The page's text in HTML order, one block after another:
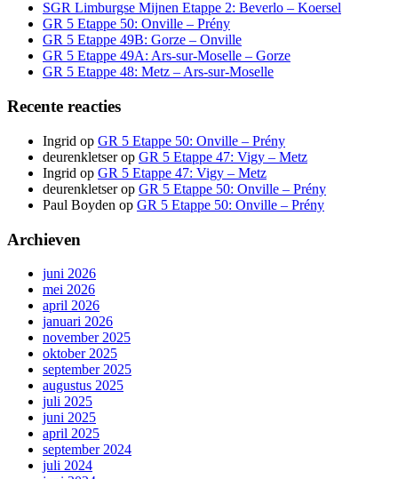
SGR Limburgse Mijnen Etappe 2: Beverlo – Koersel
GR 5 Etappe 50: Onville – Prény
GR 5 Etappe 49B: Gorze – Onville
GR 5 Etappe 49A: Ars-sur-Moselle – Gorze
GR 5 Etappe 48: Metz – Ars-sur-Moselle
Recente reacties
Ingrid op GR 5 Etappe 50: Onville – Prény
deurenkletserop GR 5 Etappe 47: Vigy – Metz
Ingrid op GR 5 Etappe 47: Vigy – Metz
deurenkletserop GR 5 Etappe 50: Onville – Prény
Paul Boyden op GR 5 Etappe 50: Onville – Prény
Archieven
juni 2026
mei 2026
april 2026
januari 2026
november 2025
oktober 2025
september 2025
augustus 2025
juli 2025
juni 2025
april 2025
september 2024
juli 2024